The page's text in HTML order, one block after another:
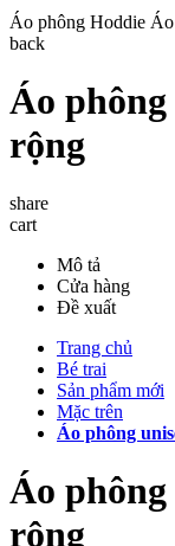
Áo phông Hoddie
back
Áo
rộng
share
cart
Mô tả
Cửa hàng
Đề xuất
Trang chủ
Bé trai
Sản phẩm mới
Mặc trên
Áo phông
Áo
rộng